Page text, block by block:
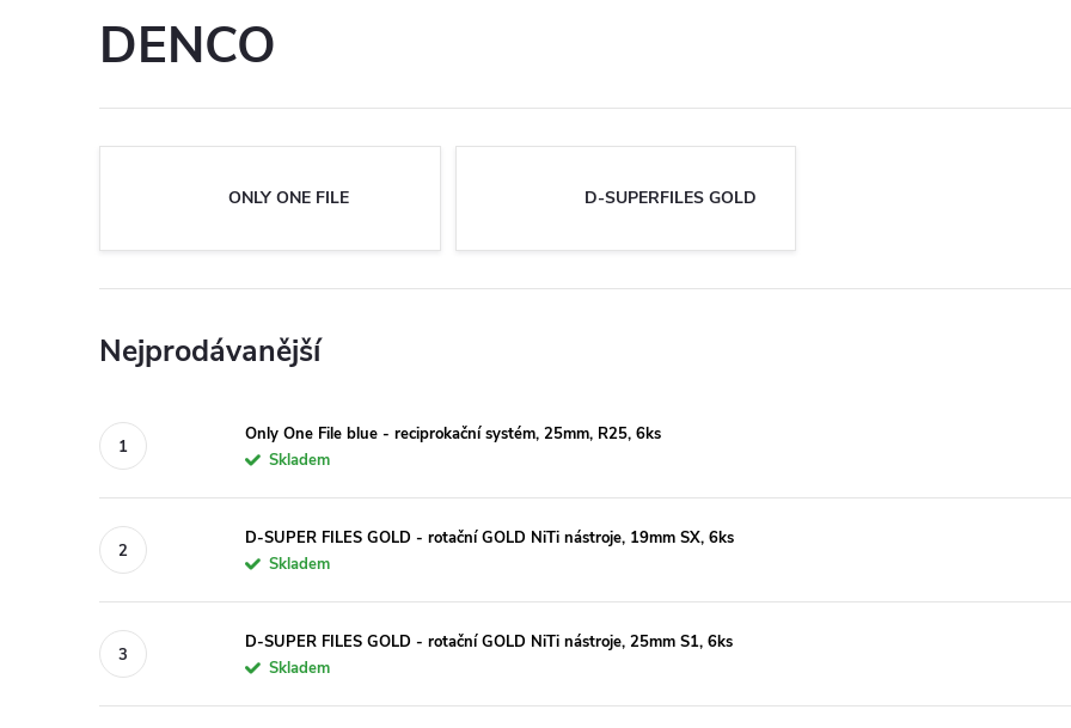
DENCO
ONLY ONE FILE D-SUPERFILES GOLD
Nejprodávanější
Only One File blue - reciprokační systém, 25mm, R25, 6ks
Skladem
D-SUPER FILES GOLD - rotační GOLD NiTi nástroje, 19mm SX, 6ks
Skladem
D-SUPER FILES GOLD - rotační GOLD NiTi nástroje, 25mm S1, 6ks
Skladem